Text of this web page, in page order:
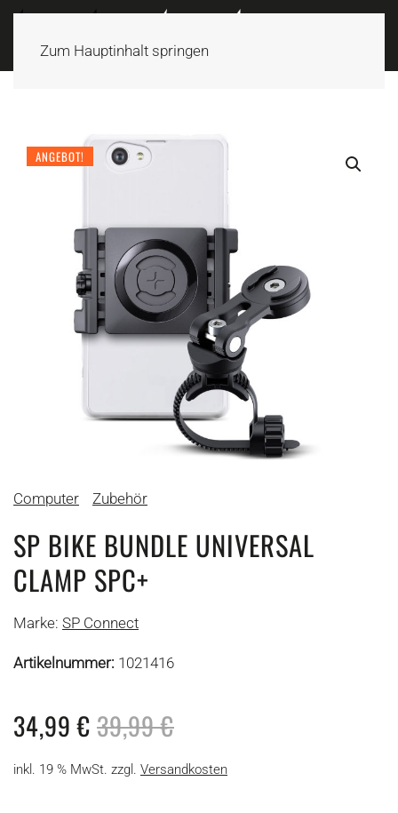
Zum Hauptinhalt springen
ANGEBOT!
Computer Zubehör
SP BIKE BUNDLE UNIVERSAL
CLAMP SPC+
Marke: SP Connect
Artikelnummer: 1021416
34,99€39,99€
inkl. 19 % MwSt. zzgl. Versandkosten